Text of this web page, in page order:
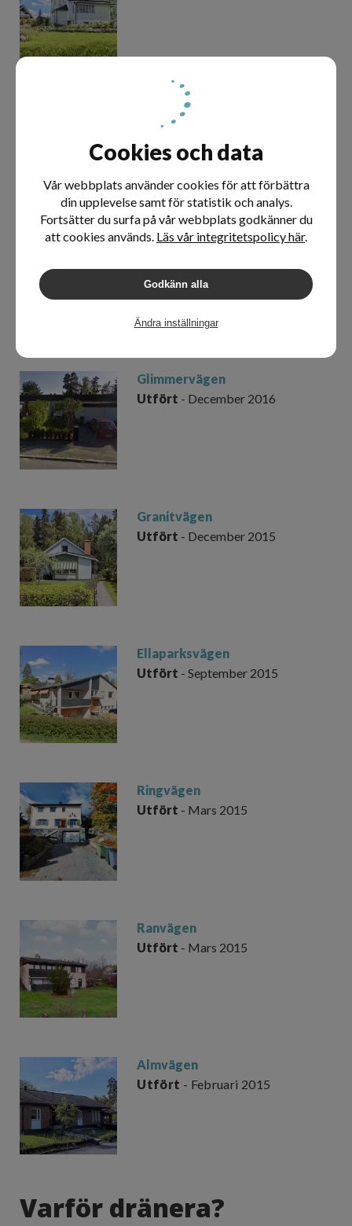
Källdisvägen
Utfört
Klappervägen
Glimmervägen
Utfört - December 2016
Granitvägen
Utfört - December 2015
Ellaparksvägen
Utfört - September 2015
Ringvägen
Utfört - Mars 2015
Ranvägen
Utfört - Mars 2015
Almvägen
Utfört - Februari 2015
Varför dränera?
Cookies och data
Vår webbplats använder cookies för att förbättra
din upplevelse samt för statistik och analys.
Fortsätter du surfa på vår webbplats godkänner du
att cookies används. Läs vår integritetspolicy här.
Godkänn alla
Ändra inställningar